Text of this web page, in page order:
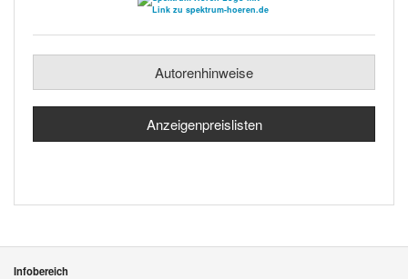
Autorenhinweise
Anzeigenpreislisten
Infobereich